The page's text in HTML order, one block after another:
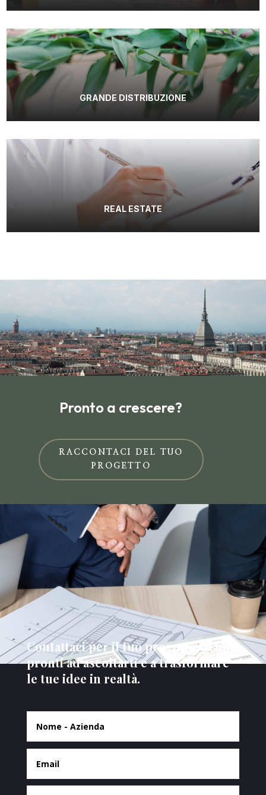
GRANDE DISTRIBUZIONE
REAL ESTATE
Pronto a crescere?
RACCONTACI DEL TUO
PROGETTO
Contattaci per il tuo progetto. Siamo
pronti ad ascoltarti e a trasformare
le tue idee in realtà.